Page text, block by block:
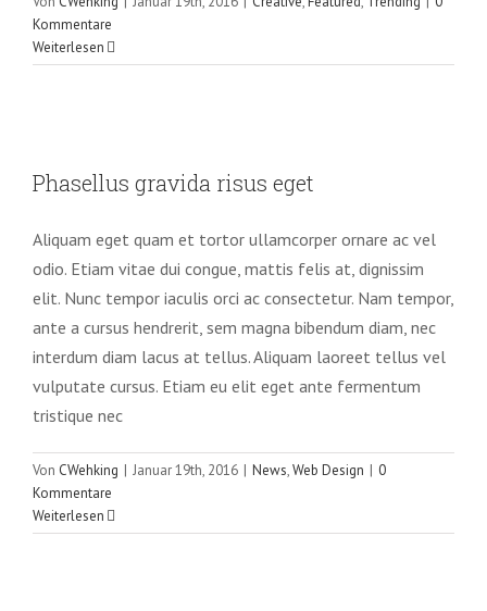
Kommentare
Weiterlesen
News Web Design
Phasellus gravida risus eget
Aliquam eget quam et tortor ullamcorper ornare ac vel
odio. Etiam vitae dui congue, mattis felis at, dignissim
elit. Nunc tempor iaculis orci ac consectetur. Nam tempor,
ante a cursus hendrerit, sem magna bibendum diam, nec
interdum diam lacus at tellus. Aliquam laoreet tellus vel
vulputate cursus. Etiam eu elit eget ante fermentum
tristique nec
Von CWehking | Januar 19th, 2016 | News,Web Design | 0
Kommentare
Weiterlesen